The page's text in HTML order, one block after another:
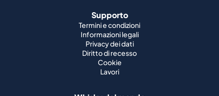
Supporto
Termini e condizioni
Informazioni legali
Privacy dei dati
Diritto di recesso
Cookie
Lavori